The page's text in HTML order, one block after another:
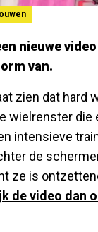
nieuwe
van.
zien dat hard
wielrenster
intensieve
de
ze is
de video dan